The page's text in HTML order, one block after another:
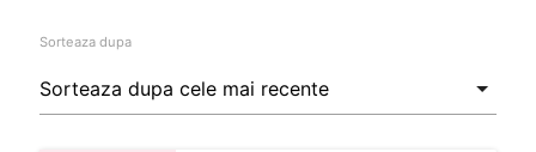
Sorteaza dupa